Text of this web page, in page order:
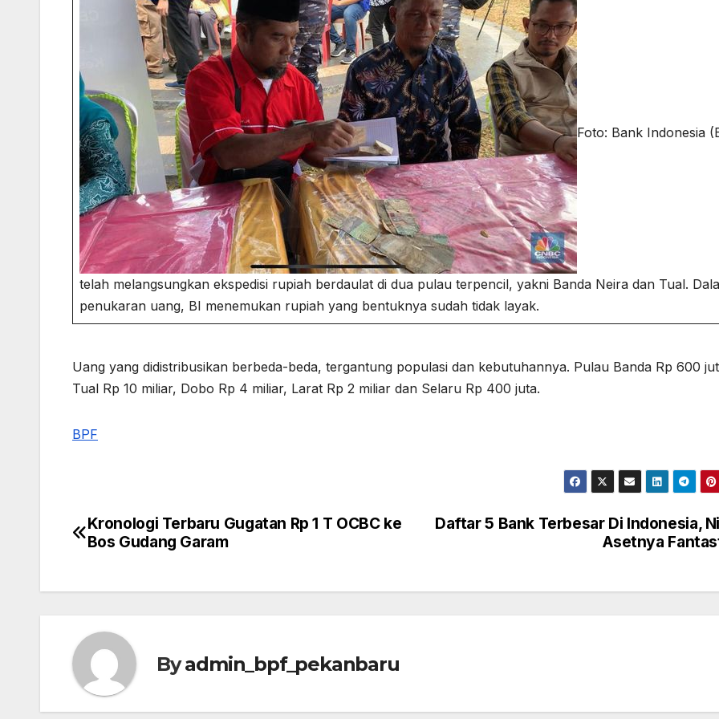
Foto: Bank Indonesia
telah melangsungkan ekspedisi rupiah berdaulat di dua pulau terpencil, yakni Banda Neira dan Tual.
penukaran uang, BI menemukan rupiah yang bentuknya sudah tidak layak.
Uang yang didistribusikan berbeda-beda, tergantung populasi dan kebutuhannya. Pulau Banda Rp 600
Tual Rp 10 miliar, Dobo Rp 4 miliar, Larat Rp 2 miliar dan Selaru Rp 400 juta.
BPF
Post
Daftar 5 Bank Terbesar Di Indonesia,
Asetnya
Kronologi Terbaru Gugatan Rp 1 T OCBC ke
Bos Gudang Garam
Byadmin_bpf_pekanbaru